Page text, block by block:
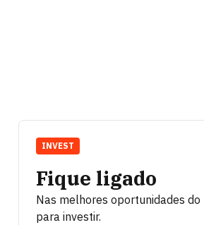
Fique ligado
Nas melhores oportunidades do
para investir.
INVEST